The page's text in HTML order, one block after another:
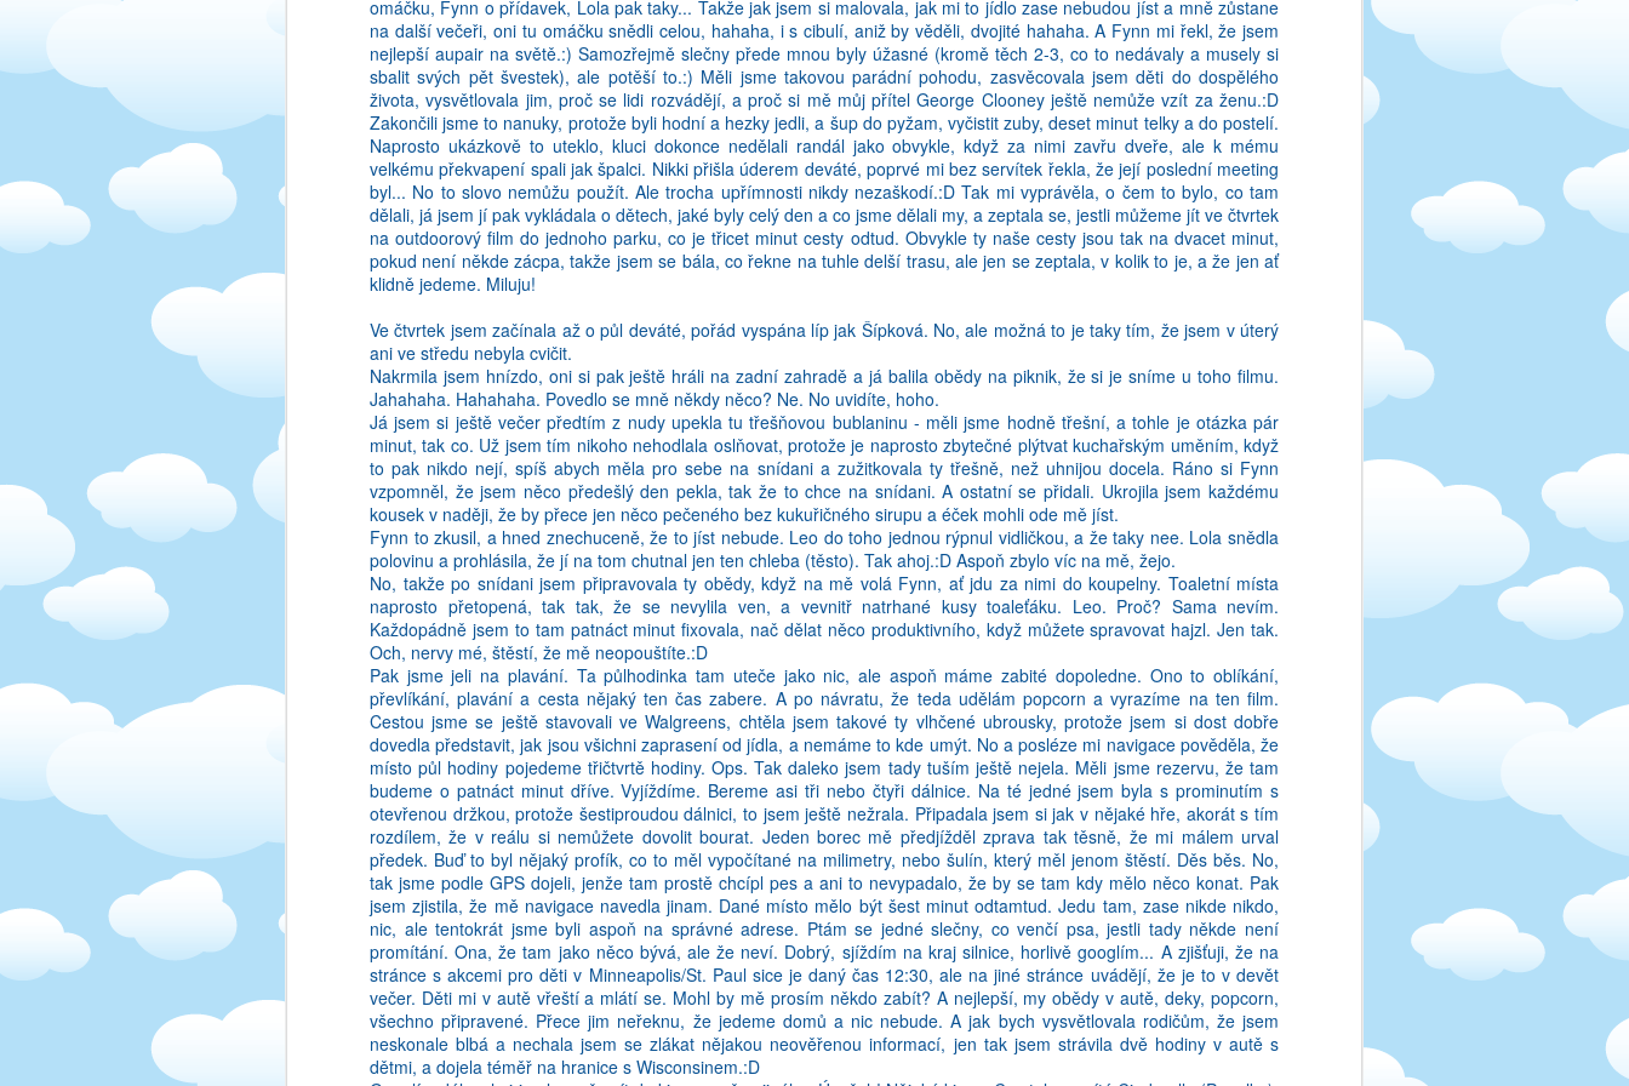
omáčku, Fynn o přídavek, Lola pak taky... Takže jak jsem si malovala, jak mi to jídlo zase nebudou jíst a mně zůstane
na další večeři, oni tu omáčku snědli celou, hahaha, i s cibulí, aniž by věděli, dvojité hahaha. A Fynn mi řekl, že jsem
nejlepší aupair na světě.:) Samozřejmě slečny přede mnou byly úžasné (kromě těch 2-3, co to nedávaly a musely si
sbalit svých pět švestek), ale potěší to.:) Měli jsme takovou parádní pohodu, zasvěcovala jsem děti do dospělého
života, vysvětlovala jim, proč se lidi rozvádějí, a proč si mě můj přítel George Clooney ještě nemůže vzít za ženu.:D
Zakončili jsme to nanuky, protože byli hodní a hezky jedli, a šup do pyžam, vyčistit zuby, deset minut telky a do postelí.
Naprosto ukázkově to uteklo, kluci dokonce nedělali randál jako obvykle, když za nimi zavřu dveře, ale k mému
velkému překvapení spali jak špalci. Nikki přišla úderem deváté, poprvé mi bez servítek řekla, že její poslední meeting
byl... No to slovo nemůžu použít. Ale trocha upřímnosti nikdy nezaškodí.:D Tak mi vyprávěla, o čem to bylo, co tam
dělali, já jsem jí pak vykládala o dětech, jaké byly celý den a co jsme dělali my, a zeptala se, jestli můžeme jít ve čtvrtek
na outdoorový film do jednoho parku, co je třicet minut cesty odtud. Obvykle ty naše cesty jsou tak na dvacet minut,
pokud není někde zácpa, takže jsem se bála, co řekne na tuhle delší trasu, ale jen se zeptala, v kolik to je, a že jen ať
klidně jedeme. Miluju!
Ve čtvrtek jsem začínala až o půl deváté, pořád vyspána líp jak Šípková. No, ale možná to je taky tím, že jsem v úterý
ani ve středu nebyla cvičit.
Nakrmila jsem hnízdo, oni si pak ještě hráli na zadní zahradě a já balila obědy na piknik, že si je sníme u toho filmu.
Jahahaha. Hahahaha. Povedlo se mně někdy něco? Ne. No uvidíte, hoho.
Já jsem si ještě večer předtím z nudy upekla tu třešňovou bublaninu - měli jsme hodně třešní, a tohle je otázka pár
minut, tak co. Už jsem tím nikoho nehodlala oslňovat, protože je naprosto zbytečné plýtvat kuchařským uměním, když
to pak nikdo nejí, spíš abych měla pro sebe na snídani a zužitkovala ty třešně, než uhnijou docela. Ráno si Fynn
vzpomněl, že jsem něco předešlý den pekla, tak že to chce na snídani. A ostatní se přidali. Ukrojila jsem každému
kousek v naději, že by přece jen něco pečeného bez kukuřičného sirupu a éček mohli ode mě jíst.
Fynn to zkusil, a hned znechuceně, že to jíst nebude. Leo do toho jednou rýpnul vidličkou, a že taky nee. Lola snědla
polovinu a prohlásila, že jí na tom chutnal jen ten chleba (těsto). Tak ahoj.:D Aspoň zbylo víc na mě, žejo.
No, takže po snídani jsem připravovala ty obědy, když na mě volá Fynn, ať jdu za nimi do koupelny. Toaletní místa
naprosto přetopená, tak tak, že se nevylila ven, a vevnitř natrhané kusy toaleťáku. Leo. Proč? Sama nevím.
Každopádně jsem to tam patnáct minut fixovala, nač dělat něco produktivního, když můžete spravovat hajzl. Jen tak.
Och, nervy mé, štěstí, že mě neopouštíte.:D
Pak jsme jeli na plavání. Ta půlhodinka tam uteče jako nic, ale aspoň máme zabité dopoledne. Ono to oblíkání,
převlíkání, plavání a cesta nějaký ten čas zabere. A po návratu, že teda udělám popcorn a vyrazíme na ten film.
Cestou jsme se ještě stavovali ve Walgreens, chtěla jsem takové ty vlhčené ubrousky, protože jsem si dost dobře
dovedla představit, jak jsou všichni zaprasení od jídla, a nemáme to kde umýt. No a posléze mi navigace pověděla, že
místo půl hodiny pojedeme třičtvrtě hodiny. Ops. Tak daleko jsem tady tuším ještě nejela. Měli jsme rezervu, že tam
budeme o patnáct minut dříve. Vyjíždíme. Bereme asi tři nebo čtyři dálnice. Na té jedné jsem byla s prominutím s
otevřenou držkou, protože šestiproudou dálnici, to jsem ještě nežrala. Připadala jsem si jak v nějaké hře, akorát s tím
rozdílem, že v reálu si nemůžete dovolit bourat. Jeden borec mě předjížděl zprava tak těsně, že mi málem urval
předek. Buď to byl nějaký profík, co to měl vypočítané na milimetry, nebo šulín, který měl jenom štěstí. Děs běs. No,
tak jsme podle GPS dojeli, jenže tam prostě chcípl pes a ani to nevypadalo, že by se tam kdy mělo něco konat. Pak
jsem zjistila, že mě navigace navedla jinam. Dané místo mělo být šest minut odtamtud. Jedu tam, zase nikde nikdo,
nic, ale tentokrát jsme byli aspoň na správné adrese. Ptám se jedné slečny, co venčí psa, jestli tady někde není
promítání. Ona, že tam jako něco bývá, ale že neví. Dobrý, sjíždím na kraj silnice, horlivě googlím... A zjišťuji, že na
stránce s akcemi pro děti v Minneapolis/St. Paul sice je daný čas 12:30, ale na jiné stránce uvádějí, že je to v devět
večer. Děti mi v autě vřeští a mlátí se. Mohl by mě prosím někdo zabít? A nejlepší, my obědy v autě, deky, popcorn,
všechno připravené. Přece jim neřeknu, že jedeme domů a nic nebude. A jak bych vysvětlovala rodičům, že jsem
neskonale blbá a nechala jsem se zlákat nějakou neověřenou informací, jen tak jsem strávila dvě hodiny v autě s
dětmi, a dojela téměř na hranice s Wisconsinem.:D
2 Zobrazit komentáře
2
Shnrutí roku 2016
Prave jsem si vsimla, ze jsem si tady davno predepsala shrnuti minuleho roku, kdyz jsem prestala psat. Tak si rikam,
ze by bylo skoda to nezverejnit. O skole jsem to musela dopsat az ted, rucne, protoze clanek nebyl dokonceny.
Bohuzel muj cesky pocitac mi dal sbohem, takze hacky a carky uz se konat nebudou. Snad to nebude vadit!:)
DĚTI/HOST RODINA/PRÁCE
jsem v rodině byla, tím víc jsem to měla pod palcem, holky mě poslouchaly, já všechno organizovala ke spokojenosti
rodičů. Freda (host tátu) jsem měla většinu roku doma, začal pracovat až na podzim. Výhoda byla, že jsem se mohla z
práce uvolnit, když bylo třeba, a naddělat si to jindy. Bylo to dost flexibilní a Fred se holkám hodně věnoval, práce byla
jednodušší, protože si třeba jednu z nich vzal k sobě do kanceláře, a mně tak ubyly děti, za které jsem měla
zodpovědnost. Negativní efekt byl ten, že jsem si samozřejmě nemohla dělat všechno po svém. Neměla jsem koule na
to si jen tak udělat čaj a vyvalit se na gauč (což jsem paradoxně nedělala ani když začal pracovat, asi síla zvyku). Když
jsem holky přivezla ze školy, hnedka běžely za tátou. Když jsem něco nedovolila nebo udělala něco, co se jim nelíbilo,
běžely mě napráskat. Fred stál vždycky za mnou, respektoval každé moje rozhodnutí, ale přeci jen to vypadalo blbě,
když se malá rozbrečela, protože jsem jí něco nedovolila, a tatík se přišel podívat, co se stalo. Prostě jsem si připadala
dost pod dohledem. Na podzim začal pracovat i on, takže to bylo s mojí autoritou jednodušší, a holky už neměly
možnost utéct do kanceláře. Malá věděla, že když bude brečet, protože si tím brekem bude chtít něco vynutit, já
nepolevím, a nikdo jiný ji neuslyší. Takže to holky raději vzdaly a šlapaly jako hodinky. Bylo to fajn, všechny jsem je
měla pod palcem, přesně věděla, jak na ně, co rády jí, kam v kolik hodin koho odvézt... Fungovalo nám to krásně, a já
jsem na konci roku holky milovala jako svoje vlastní. Z malé ukňourané Alice byla roztomilá holčička, která mě vždycky
dokázala rozesmát.